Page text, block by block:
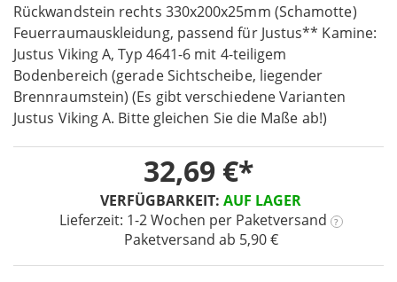
Rückwandstein rechts 330x200x25mm (Schamotte)
Feuerraumauskleidung, passend für Justus** Kamine:
Justus Viking A, Typ 4641-6 mit 4-teiligem
Bodenbereich (gerade Sichtscheibe, liegender
Brennraumstein) (Es gibt verschiedene Varianten
Justus Viking A. Bitte gleichen Sie die Maße ab!)
VERFÜGBARKEIT: AUF LAGER
Lieferzeit: 1-2 Wochen per Paketversand ?
Paketversand ab 5,90 €
32,69 €
gallery
to
the
beginning
of
the
images
gallery